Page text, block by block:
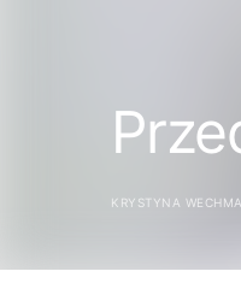
KRYSTYNA